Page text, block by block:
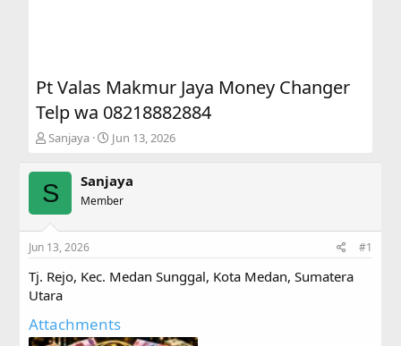
Pt Valas Makmur Jaya Money Changer
Telp wa 08218882884
T
r
e
a
d
t
r
t
r
Sanjaya
S
r
t
a
Jun 13, 2026
S Sanjaya
Member
Jun 13, 2026 #1
Tj. Rejo, Kec. Medan Sunggal, Kota Medan, Sumatera
Utara
Attachments